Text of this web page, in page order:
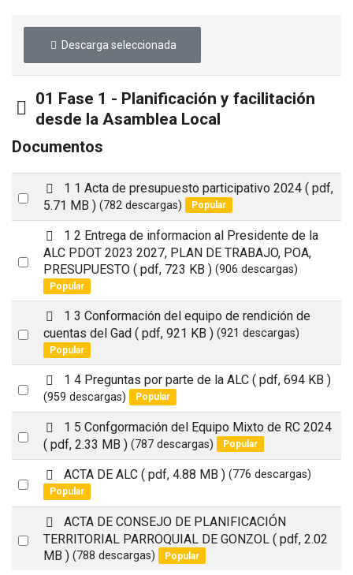
Descarga seleccionada
Carpeta
01 Fase 1 - Planificación y facilitación
desde la Asamblea Local
Documentos
Select
an
p
d
f
1 1 Acta de presupuesto participativo 2024 ( pdf,
5.71 MB ) (782 descargas) Popular
Select
item
p
d
f
1 2 Entrega de informacion al Presidente de la
ALC PDOT 2023 2027, PLAN DE TRABAJO, POA,
PRESUPUESTO ( pdf, 723 KB ) (906 descargas)
Popular
Select
p
d
f
1 3 Conformación del equipo de rendición de
cuentas del Gad ( pdf, 921 KB ) (921 descargas)
Popular
Select
an
item
p
d
f
1 4 Preguntas por parte de la ALC ( pdf, 694 KB )
(959 descargas) Popular
Select
an
item
p
d
f
1 5 Confgormación del Equipo Mixto de RC 2024
( pdf, 2.33 MB ) (787 descargas) Popular
Select
an
p
d
f
ACTA DE ALC ( pdf, 4.88 MB ) (776 descargas)
Popular
Select
p
d
f
ACTA DE CONSEJO DE PLANIFICACIÓN
TERRITORIAL PARROQUIAL DE GONZOL ( pdf, 2.02
MB ) (788 descargas) Popular